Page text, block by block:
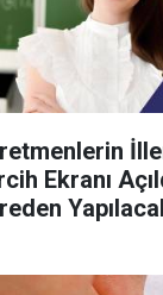
Ekranı